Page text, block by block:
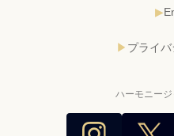
プライ
ハーモニー